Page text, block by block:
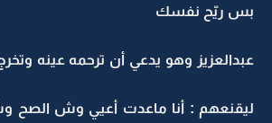
بس ريّح نفسك
عبدالعزيز وهو يدعي أن ترحمه عينه
ليقنعهم : أنا ماعدت أعيي وش الصح